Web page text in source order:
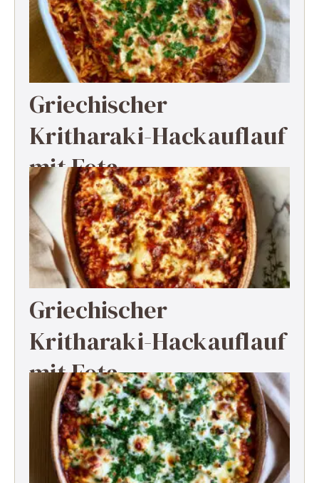
Griechischer
Kritharaki-Hackauflauf
mit Feta
Griechischer
Kritharaki-Hackauflauf
mit Feta